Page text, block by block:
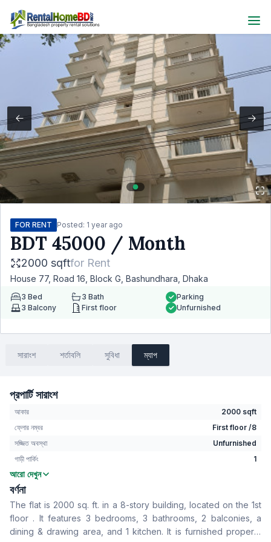
FOR RENT Posted: 1 year ago
BDT 45000 / Month
2000 sqftfor Rent
House 77, Road 16, Block G, Bashundhara, Dhaka
3 Bed 3 Bath
3 Balcony First floor
Parking
Unfurnished
সারাংশ শর্তাবলি সুবিধা ম্যাপ
প্রপার্টি সারাংশ
আকার
2000 sqft
ফ্লোর নম্বর
First floor /8
সজ্জিত অবস্থা
Unfurnished
গাড়ী পার্কিং
1
বেডরুম
বাথরুম
বসার রুম
No
Drawing Room
Yes
খাবার রুম
Yes
আরো দেখুন
বর্ণনা
The flat is 2000 sq. ft. in a 8-story building, located on the 1st
floor . It features 3 bedrooms, 3 bathrooms, 2 balconies, a
dining & drawing area, and 1 kitchen. It is furnished property